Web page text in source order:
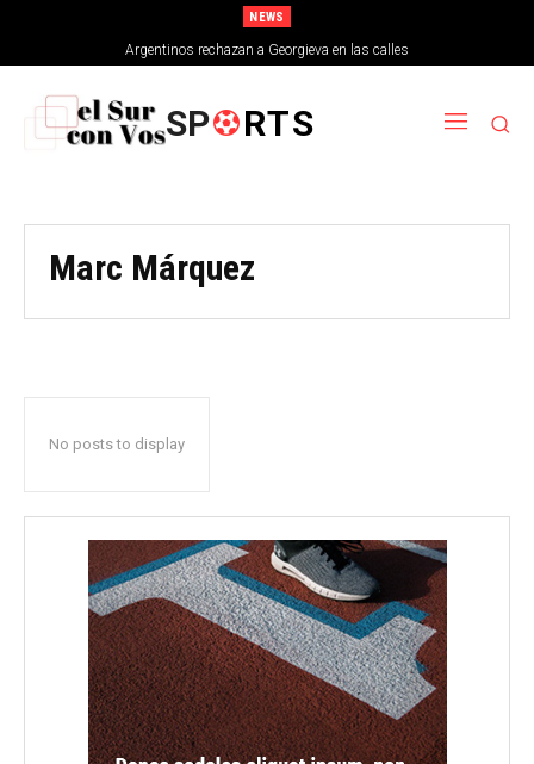
NEWS
Argentinos rechazan a Georgieva en las calles
SP RTS
Marc Márquez
No posts to display